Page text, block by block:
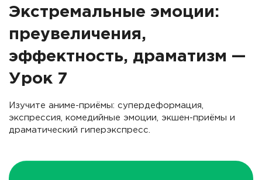
Экстремальные эмоции:
преувеличения,
эффектность, драматизм —
Урок 7
Изучите аниме-приёмы: супердеформация,
экспрессия, комедийные эмоции, экшен-приёмы и
драматический гиперэкспресс.